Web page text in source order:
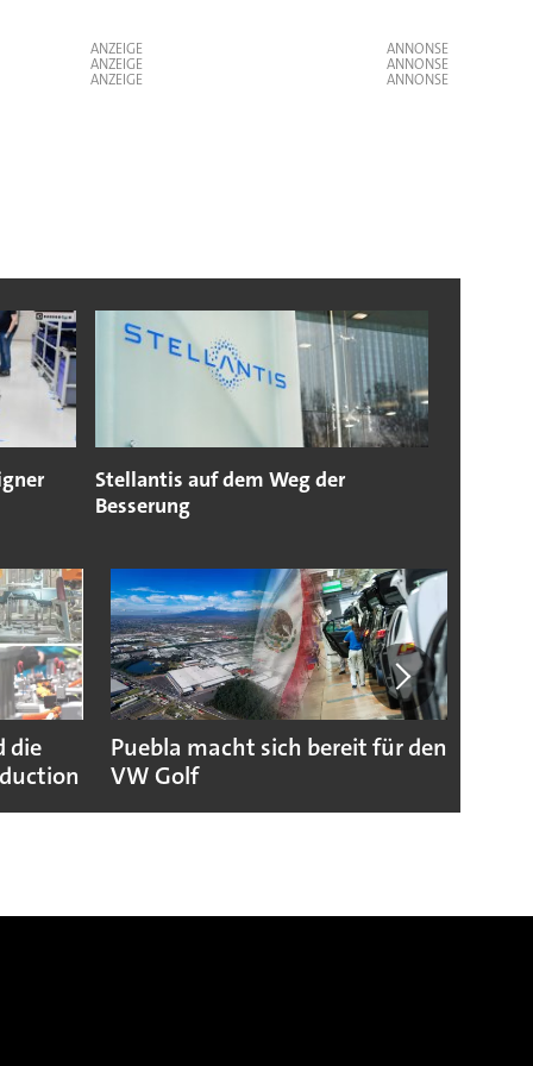
ANZEIGE
ANZEIGE
ANZEIGE
Stellantis auf dem Weg der
Besserung
die
Puebla macht sich bereit für den
VW Golf